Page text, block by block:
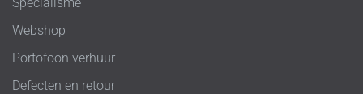
Webshop
Portofoon verhuur
Defecten en retour